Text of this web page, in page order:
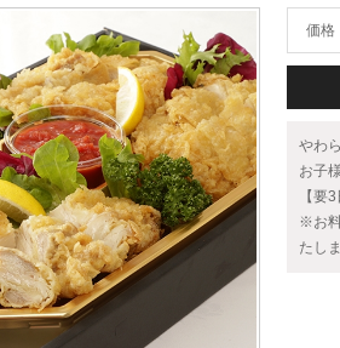
価格
やわ
お子
【要
※お
たし